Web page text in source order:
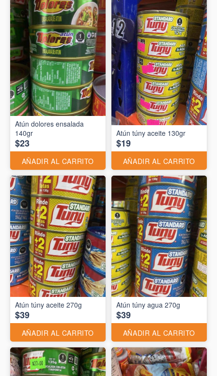
Atún dolores ensalada
140gr
$23
AÑADIR AL CARRITO
Atún túny aceite 130gr
$19
AÑADIR AL CARRITO
Atún túny aceite 270g
$39
AÑADIR AL CARRITO
Atún túny agua 270g
$39
AÑADIR AL CARRITO